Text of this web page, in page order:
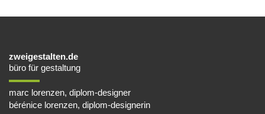
zweigestalten.de
büro für gestaltung
marc lorenzen, diplom-designer
bérénice lorenzen, diplom-designerin